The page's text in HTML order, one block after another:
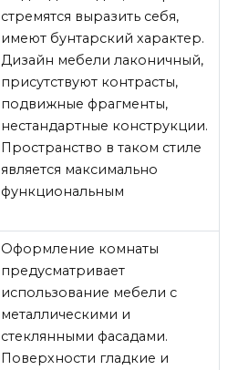
стремятся выразить себя,
имеют бунтарский характер.
Дизайн мебели лаконичный,
присутствуют контрасты,
подвижные фрагменты,
нестандартные конструкции.
Пространство в таком стиле
является максимально
функциональным
Оформление комнаты
предусматривает
использование мебели с
металлическими и
стеклянными фасадами.
Поверхности гладкие и